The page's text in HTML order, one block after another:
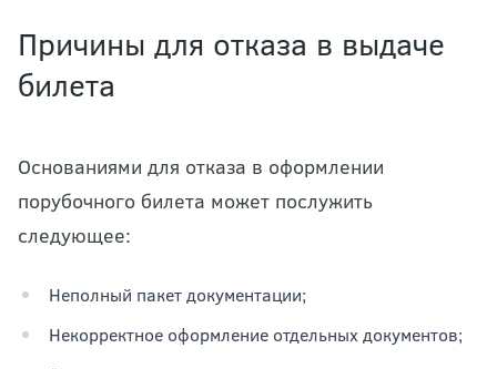
Причины для отказа в выдаче
билета
Основаниями для отказа в оформлении
порубочного билета может послужить
следующее:
Неполный пакет документации;
Некорректное оформление отдельных документов;